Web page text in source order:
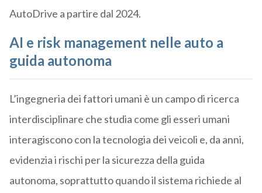
AutoDrive a partire dal 2024.
AI e risk management nelle auto a
guida autonoma
L’ingegneria dei fattori umani è un campo di ricerca
interdisciplinare che studia come gli esseri umani
interagiscono con la tecnologia dei veicoli e, da anni,
evidenzia i rischi per la sicurezza della guida
autonoma, soprattutto quando il sistema richiede al